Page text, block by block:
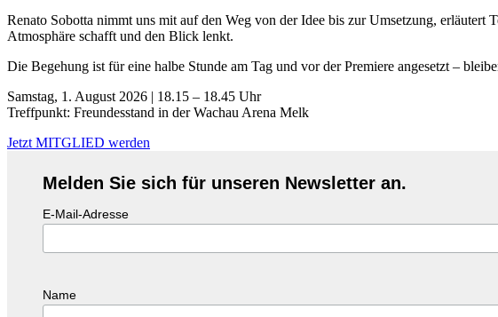
Renato Sobotta nimmt uns mit auf den Weg von der Idee bis zur Umsetzung,
Atmosphäre schafft und den Blick lenkt.
Die Begehung ist für eine halbe Stunde am Tag und vor der Premiere angesetzt –
Samstag, 1. August 2026 | 18.15 – 18.45 Uhr
Treffpunkt: Freundesstand in der Wachau Arena Melk
Jetzt MITGLIED werden
Melden Sie sich für unseren Newsletter an.
E-Mail-Adresse
Name